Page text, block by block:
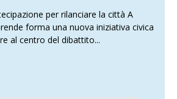
per rilanciare la città A
forma una nuova iniziativa civica
al centro del dibattito...